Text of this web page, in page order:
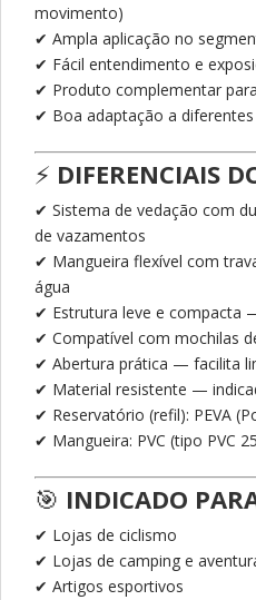
movimento)
✔ Ampla aplicação no
✔ Fácil entendimento e
✔ Produto complementar
✔ Boa adaptação a
⚡ DIFERENCIAIS
✔ Sistema de vedação com
de vazamentos
✔ Mangueira flexível com
água
✔ Estrutura leve e compacta
✔ Compatível com mochilas
✔ Abertura prática — facilita
✔ Material resistente —
✔ Reservatório (refil): PEVA
✔ Mangueira: PVC (tipo PVC
🎯 INDICADO
✔ Lojas de ciclismo
✔ Lojas de camping e
✔ Artigos esportivos